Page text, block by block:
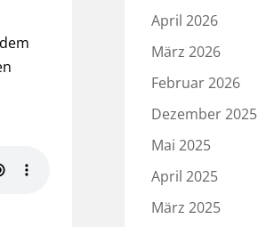
April 2026
März 2026
Februar 2026
Dezember 2025
Mai 2025
April 2025
März 2025